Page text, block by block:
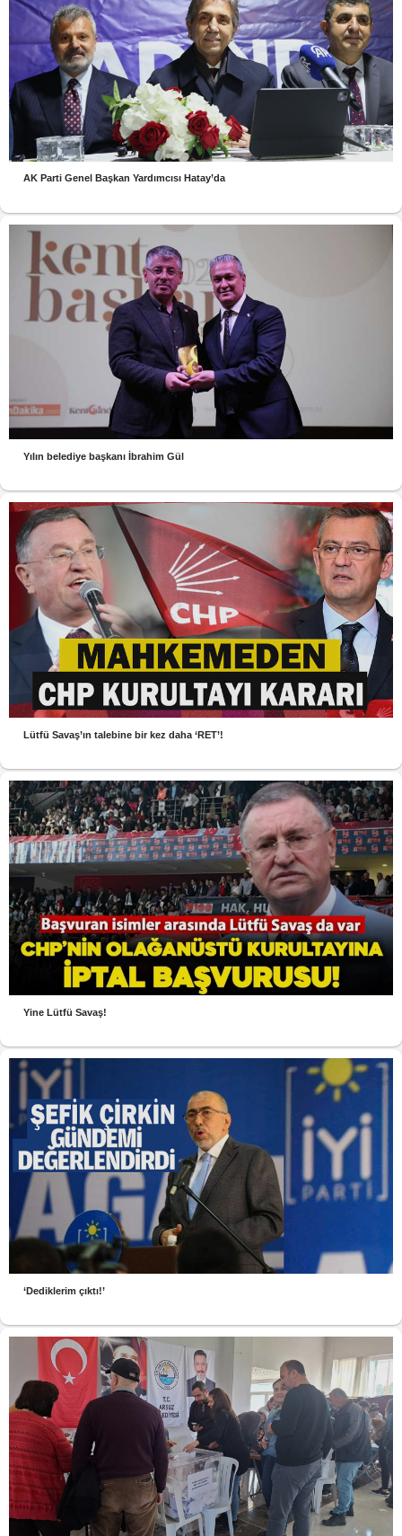
AK Parti Genel Başkan Yardımcısı Hatay’da
Yılın belediye başkanı İbrahim Gül
Lütfü Savaş’ın talebine bir kez daha ‘RET’!
Yine Lütfü Savaş!
‘Dediklerim çıktı!’